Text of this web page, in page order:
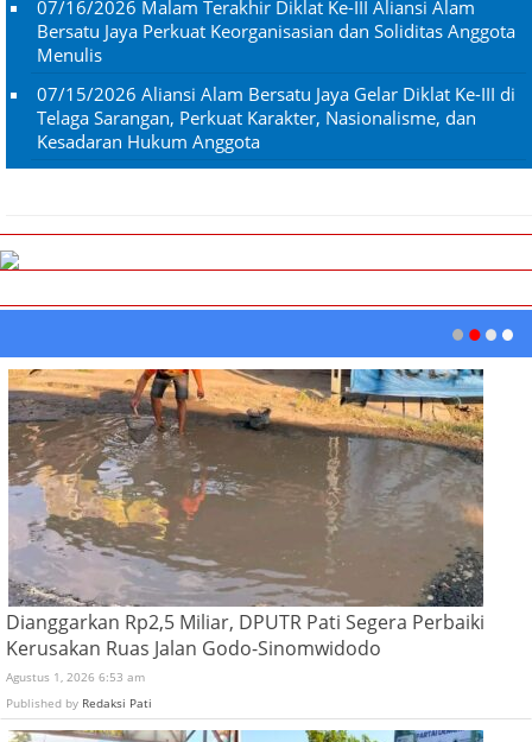
07/16/2026 Malam Terakhir Diklat Ke-III Aliansi Alam
Bersatu Jaya Perkuat Keorganisasian dan Soliditas Anggota
Menulis
07/15/2026 Aliansi Alam Bersatu Jaya Gelar Diklat Ke-III di
Telaga Sarangan, Perkuat Karakter, Nasionalisme, dan
Kesadaran Hukum Anggota
Dianggarkan Rp2,5 Miliar, DPUTR Pati Segera Perbaiki
Kerusakan Ruas Jalan Godo-Sinomwidodo
Agustus 1, 2026 6:53 am
Published by Redaksi Pati